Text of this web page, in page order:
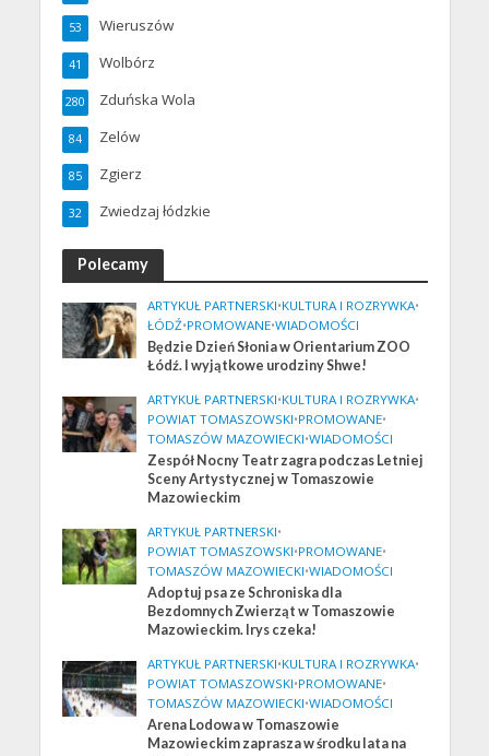
Wieruszów
53
Wolbórz
41
Zduńska Wola
280
Zelów
84
Zgierz
85
Zwiedzaj łódzkie
32
Polecamy
ARTYKUŁ PARTNERSKI•KULTURA I ROZRYWKA•
ŁÓDŹ•PROMOWANE•WIADOMOŚCI
Będzie Dzień Słonia w Orientarium ZOO
Łódź. I wyjątkowe urodziny Shwe!
ARTYKUŁ PARTNERSKI•KULTURA I ROZRYWKA•
POWIAT TOMASZOWSKI•PROMOWANE•
TOMASZÓW MAZOWIECKI•WIADOMOŚCI
Zespół Nocny Teatr zagra podczas Letniej
Sceny Artystycznej w Tomaszowie
Mazowieckim
ARTYKUŁ PARTNERSKI•
POWIAT TOMASZOWSKI•PROMOWANE•
TOMASZÓW MAZOWIECKI•WIADOMOŚCI
Adoptuj psa ze Schroniska dla
Bezdomnych Zwierząt w Tomaszowie
Mazowieckim. Irys czeka!
ARTYKUŁ PARTNERSKI•KULTURA I ROZRYWKA•
POWIAT TOMASZOWSKI•PROMOWANE•
TOMASZÓW MAZOWIECKI•WIADOMOŚCI
Arena Lodowa w Tomaszowie
Mazowieckim zaprasza w środku lata na